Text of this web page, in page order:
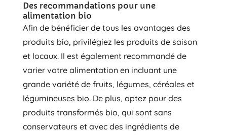
Des recommandations pour une
alimentation bio
Afin de bénéficier de tous les avantages des
produits bio, privilégiez les produits de saison
et locaux. Il est également recommandé de
varier votre alimentation en incluant une
grande variété de fruits, légumes, céréales et
légumineuses bio. De plus, optez pour des
produits transformés bio, qui sont sans
conservateurs et avec des ingrédients de